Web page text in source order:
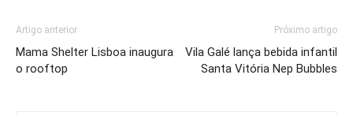
Artigo anterior
Mama Shelter Lisboa inaugura
o rooftop
Próximo artigo
Vila Galé lança bebida infantil
Santa Vitória Nep Bubbles